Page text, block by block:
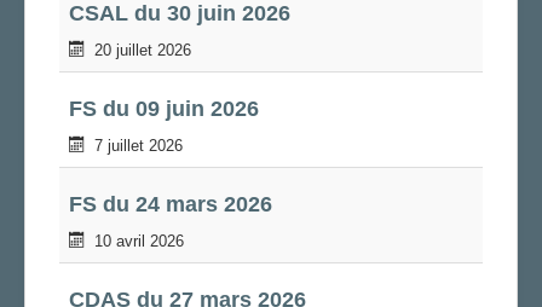
CAP/Recours
Action sociale
AGENDA
ADHÉRER
CSAL du 30 juin 2026
20 juillet 2026
FS du 09 juin 2026
7 juillet 2026
FS du 24 mars 2026
10 avril 2026
CDAS du 27 mars 2026